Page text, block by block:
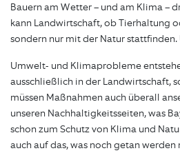
Bauern am Wetter – und am Klima –
kann Landwirtschaft, ob Tierhaltung
sondern nur mit der Natur
Umwelt- und Klimaprobleme
ausschließlich in der Landwirtschaft,
müssen Maßnahmen auch überall
unseren Nachhaltigkeitsseiten, was
schon zum Schutz von Klima und
auch auf das, was noch getan werden